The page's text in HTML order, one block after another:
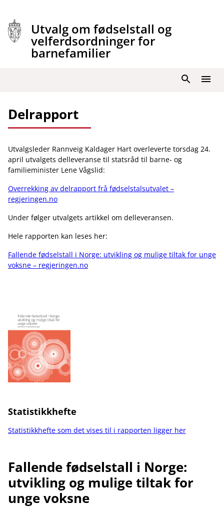
innhold
Utvalg om fødselstall og
velferdsordninger for
barnefamilier
Meny
Søk
Delrapport
Utvalgsleder Rannveig Kaldager Hart overleverte torsdag 24.
april utvalgets delleveranse til statsråd til barne- og
familieminister Lene Vågslid:
Overrekking av delrapport frå fødselstalsutvalet –
regjeringen.no
Under følger utvalgets artikkel om delleveransen.
Hele rapporten kan leses her:
Fallende fødselstall i Norge: utvikling og mulige tiltak for unge
voksne – regjeringen.no
Statistikkhefte
Statistikkhefte som det vises til i rapporten ligger her
Fallende fødselstall i Norge:
utvikling og mulige tiltak for
unge voksne